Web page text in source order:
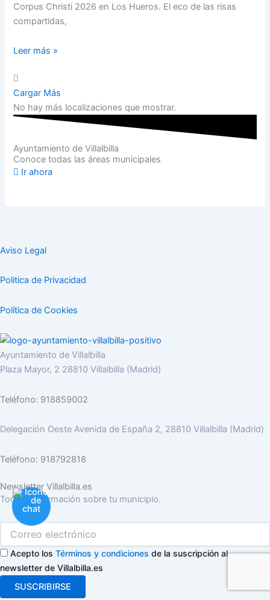
Corpus Christi 2026 en Los Hueros. El eco de las risas
compartidas,
Leer más »
Cargar Más
No hay más localizaciones que mostrar.
Ayuntamiento de Villalbilla
Conoce todas las áreas municipales
Ir ahora
Aviso Legal
Politica de Privacidad
Política de Cookies
Ayuntamiento de Villalbilla
Plaza Mayor, 2 28810 Villalbilla (Madrid)
Teléfono: 918859002
Delegación Oeste Avenida de España 2, 28810 Villalbilla (Madrid)
Teléfono: 918792818
Newsletter Villalbilla.es
Toda la información sobre tu municipio.
Acepto los Términos y condiciones de la suscripción al
newsletter de Villalbilla.es
SUSCRIBIRSE